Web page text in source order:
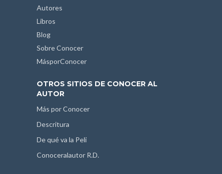
Autores
Libros
Blog
Sobre Conocer
MásporConocer
OTROS SITIOS DE CONOCER AL
AUTOR
Más por Conocer
Descritura
De qué va la Peli
Conoceralautor R.D.